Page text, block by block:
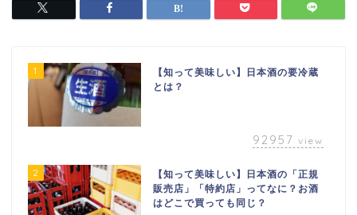
1
【知って美味しい】日本酒の要冷蔵
とは？
92957 view
2
【知って美味しい】日本酒の「正規
販売店」「特約店」ってなに？お酒
はどこで買っても同じ？